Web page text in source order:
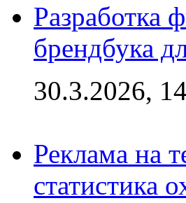
Разработка
брендбука
30.3.2026,
Реклама на
статистика